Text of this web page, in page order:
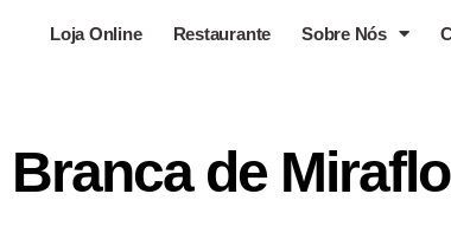
Loja Online Restaurante Sobre Nós
Branca de